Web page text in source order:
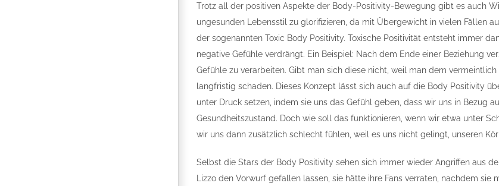
Trotz all der positiven Aspekte der Body-Positivity-Bewegung gibt es auch
ungesunden Lebensstil zu glorifizieren, da mit Übergewicht in vielen Fällen
der sogenannten Toxic Body Positivity. Toxische Positivität entsteht immer
negative Gefühle verdrängt. Ein Beispiel: Nach dem Ende einer Beziehung
Gefühle zu verarbeiten. Gibt man sich diese nicht, weil man dem
langfristig schaden. Dieses Konzept lässt sich auch auf die Body Positivity
unter Druck setzen, indem sie uns das Gefühl geben, dass wir uns in Bezug
Gesundheitszustand. Doch wie soll das funktionieren, wenn wir etwa unter
wir uns dann zusätzlich schlecht fühlen, weil es uns nicht gelingt, unseren
Selbst die Stars der Body Positivity sehen sich immer wieder Angriffen aus
Lizzo den Vorwurf gefallen lassen, sie hätte ihre Fans verraten, nachdem